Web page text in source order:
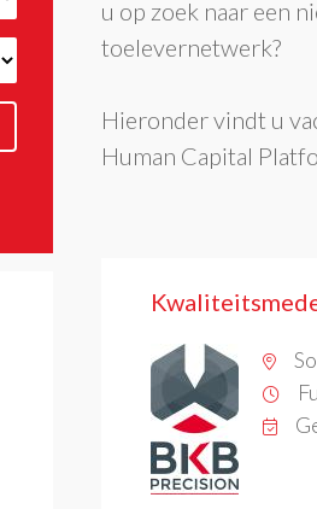
u op zoek naar een
toelevernetwerk?
Hieronder vindt u
Human Capital